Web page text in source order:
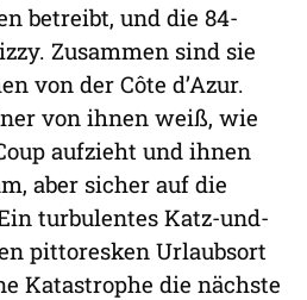
betreibt, und die 84-
Zusammen sind sie
von der Côte d’Azur.
von ihnen weiß, wie
aufzieht und ihnen
aber sicher auf die
turbulentes Katz-und-
pittoresken Urlaubsort
Katastrophe die nächste